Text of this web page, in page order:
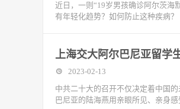
近日，一则“19岁男孩确诊阿尔茨
有年轻化趋势？如何防止这种疾
上海交大阿尔巴尼亚留学
2023-02-13
中共二十大的召开不仅决定着中国
巴尼亚的陆海燕用亲眼所见、亲身